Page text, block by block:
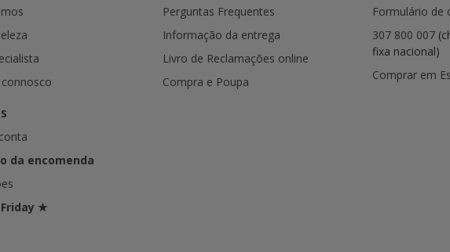
da encomenda
★
Perguntas Frequentes
Informação da entrega
Livro de Reclamações online
Compra e Poupa
Formulário de
307 800 007
fixa nacional)
Comprar em